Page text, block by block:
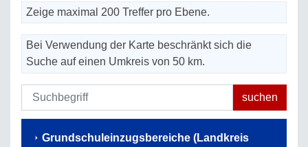
Zeige maximal 200 Treffer pro Ebene.
Bei Verwendung der Karte beschränkt sich die
Suche auf einen Umkreis von 50 km.
Grundschuleinzugsbereiche (Landkreis